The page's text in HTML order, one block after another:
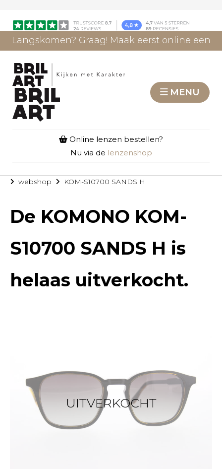
Langskomen? Graag! Maak eerst online een
MENU
Online lenzen bestellen?
Nu via de lenzenshop
webshop KOM-S10700 SANDS H
De KOMONO KOM-
S10700 SANDS H is
helaas uitverkocht.
UITVERKOCHT